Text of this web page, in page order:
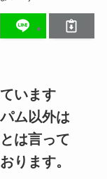
います
ム以外は
は言って
ります。